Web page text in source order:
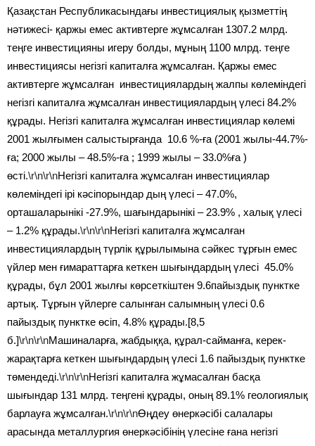
Қазақстан Республикасындағы инвестициялық қызметтің
нәтижесі- қаржы емес активтерге жұмсалған 1307.2 млрд.
теңге инвестицияны игеру болды, мұның 1100 млрд. теңге
инвестициясы негізгі капиталға жұмсалған. Қаржы емес
активтерге жұмсалған инвестициялардың жалпы көлеміндегі
негізгі капиталға жұмсалған инвестициялардың үлесі 84.2%
құрады. Негізгі капиталға жұмсалған инвестициялар көлемі
2001 жылғымен салыстырғанда 10.6 %-ға (2001 жылы-44.7%-
ға; 2000 жылы – 48.5%-ға ; 1999 жылы – 33.0%ға )
өсті.\r\n\r\nНегізгі капиталға жұмсалған инвестициялар
көлеміндегі ірі кәсіпорындар дың үлесі – 47.0%,
орташаларынікі -27.9%, шағындарынікі – 23.9% , халық үлесі
– 1.2% құрады.\r\n\r\nНегізгі капиталға жұмсалған
инвестициялардың түрлік құрылымына сәйкес тұрғын емес
үйлер мен ғимараттарға кеткен шығындардың үлесі 45.0%
құрады, бұл 2001 жылғы көрсеткіштен 9.6пайыздық пунктке
артық. Тұрғын үйлерге салынған салымның үлесі 0.6
пайыздық пунктке өсіп, 4.8% құрады.[8,5
б.]\r\n\r\nМашиналарға, жабдыққа, құрал-сайманға, керек-
жарақтарға кеткен шығындардың үлесі 1.6 пайыздық пунктке
төмендеді.\r\n\r\nНегізгі капиталға жұмасалған басқа
шығындар 131 млрд. теңгені құрады, оның 89.1% геологиялық
барлауға жұмсалған.\r\n\r\nӨңдеу өнеркәсібі салалары
арасында металлургия өнеркәсібінің үлесіне ғана негізгі